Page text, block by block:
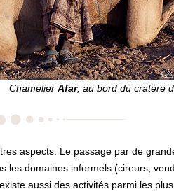
Chamelier Afar, au bord du cratère
aspects. Le passage par de
les domaines informels (cireurs,
aussi des activités parmi les plus